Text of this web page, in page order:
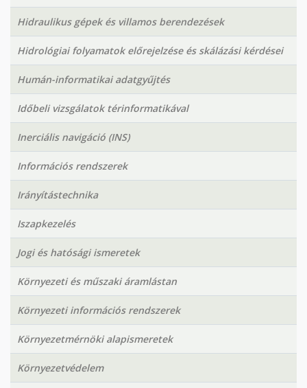
Hidraulikus gépek és villamos berendezések
Hidrológiai folyamatok előrejelzése és skálázási kérdései
Humán-informatikai adatgyűjtés
Időbeli vizsgálatok térinformatikával
Inerciális navigáció (INS)
Információs rendszerek
Irányítástechnika
Iszapkezelés
Jogi és hatósági ismeretek
Környezeti és műszaki áramlástan
Környezeti információs rendszerek
Környezetmérnöki alapismeretek
Környezetvédelem